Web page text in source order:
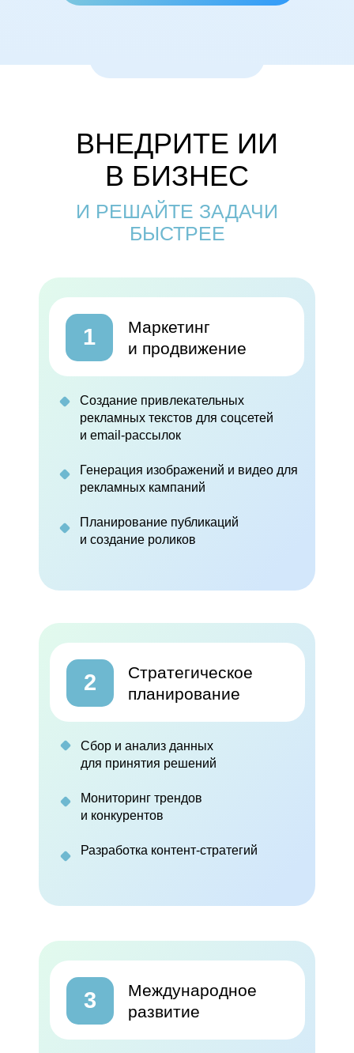
ВНЕДРИТЕ ИИ
В БИЗНЕС
И РЕШАЙТЕ ЗАДАЧИ
БЫСТРЕЕ
1
Создание привлекательных
рекламных текстов для соцсетей
и email-рассылок
Генерация изображений и видео для
рекламных кампаний
Планирование публикаций
и создание роликов
2
Сбор и анализ данных
для принятия решений
Мониторинг трендов
и конкурентов
Разработка контент-стратегий
3
Маркетинг
и продвижение
Стратегическое
планирование
Международное
развитие
Более 200 успешных проектов для брендов, включая
Спикер конференций:
«VideoDays», «Риф», «Cybermarketing» и др.
Автор бестселлеров:
«Нейросети для косметологов», «Автоматизация
маркетинга агентства», «YouTube для бизнеса»